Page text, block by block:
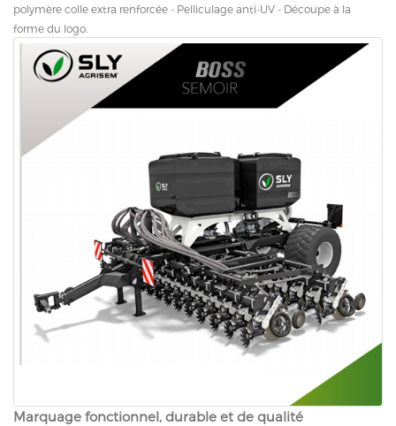
polymère colle extra renforcée - Pelliculage anti-UV - Découpe à la
forme du logo.
Marquage fonctionnel, durable et de qualité